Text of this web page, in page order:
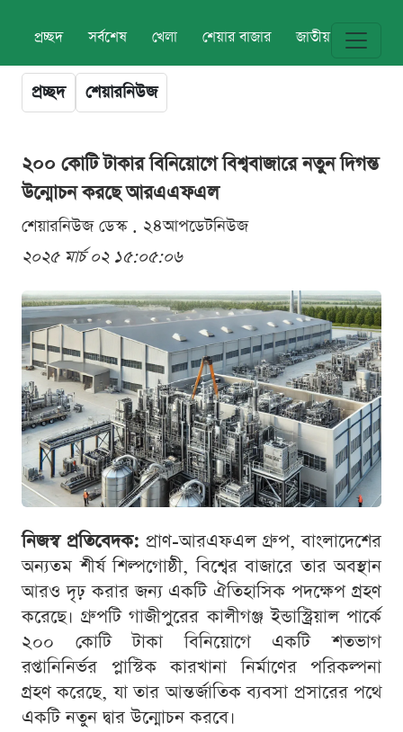
প্রচ্ছদ সর্বশেষ খেলা শেয়ার বাজার জাতীয় বিশ্ব
প্রচ্ছদ শেয়ারনিউজ
২০০ কোটি টাকার বিনিয়োগে বিশ্ববাজারে নতুন দিগন্ত
উন্মোচন করছে আরএএফএল
শেয়ারনিউজ ডেস্ক . ২৪আপডেটনিউজ
২০২৫ মার্চ ০২ ১৫:০৫:০৬
নিজস্ব প্রতিবেদক: প্রাণ-আরএফএল গ্রুপ, বাংলাদেশের
অন্যতম শীর্ষ শিল্পগোষ্ঠী, বিশ্বের বাজারে তার অবস্থান
আরও দৃঢ় করার জন্য একটি ঐতিহাসিক পদক্ষেপ গ্রহণ
করেছে। গ্রুপটি গাজীপুরের কালীগঞ্জ ইন্ডাস্ট্রিয়াল পার্কে
২০০ কোটি টাকা বিনিয়োগে একটি শতভাগ
রপ্তানিনির্ভর প্লাস্টিক কারখানা নির্মাণের পরিকল্পনা
গ্রহণ করেছে, যা তার আন্তর্জাতিক ব্যবসা প্রসারের পথে
একটি নতুন দ্বার উন্মোচন করবে।